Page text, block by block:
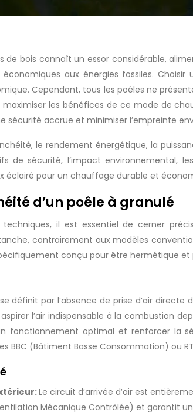
de bois connaît un essor considérable,
économiques aux énergies fossiles.
Cependant, tous les poêles ne
maximiser les bénéfices de ce mode de
sécurité accrue et minimiser l’empreinte
le rendement énergétique, la
de sécurité, l’impact environnemental,
éclairé pour un chauffage durable et
d’un poêle à granulé
techniques, il est essentiel de cerner
contrairement aux modèles
conçu pour être hermétique et
définit par l’absence de prise d’air
l’air indispensable à la combustion
fonctionnement optimal et renforcer la
BBC (Bâtiment Basse Consommation) ou
Le circuit d’arrivée d’air est
Mécanique Contrôlée) et garantit